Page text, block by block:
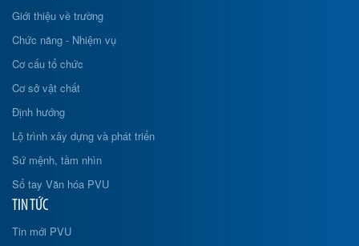
Giới thiệu về trường
Chức năng - Nhiệm vụ
Cơ cấu tổ chức
Cơ sở vật chất
Định hướng
Lộ trình xây dựng và phát triển
Sứ mệnh, tầm nhìn
Sổ tay Văn hóa PVU
TIN TỨC
Tin mới PVU